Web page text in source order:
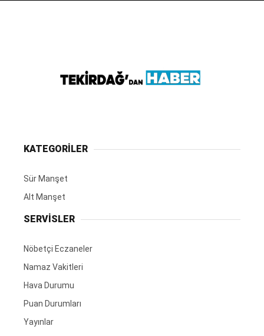
KATEGORİLER
Sür Manşet
Alt Manşet
SERVİSLER
Nöbetçi Eczaneler
Namaz Vakitleri
Hava Durumu
Puan Durumları
Yayınlar